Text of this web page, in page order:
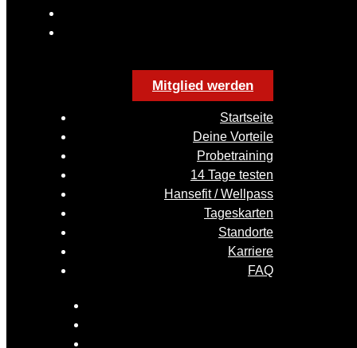
Mitglied werden
Startseite
Deine Vorteile
Probetraining
14 Tage testen
Hansefit / Wellpass
Tageskarten
Standorte
Karriere
FAQ